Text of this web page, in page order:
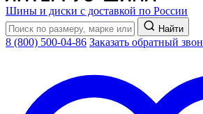
Шины и диски с доставкой по России
Найти
8 (800) 500-04-86 Заказать обратный